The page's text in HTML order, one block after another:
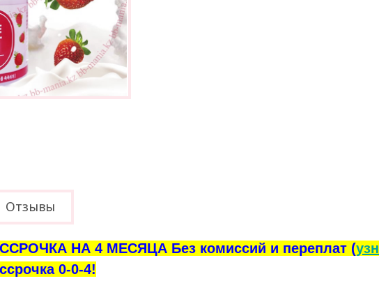
Отзывы
НА 4 МЕСЯЦА Без комиссий и переплат (
0-0-4!